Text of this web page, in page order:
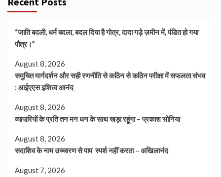
“जाति बदली, धर्म बदला, बदल दिया है गोत्र, दादा गड़े ज़मीन में, पंडित हो गया
पौत्र।”
August 8, 2026
समुचित मार्गदर्शन और सही रणनीति से कठिन से कठिन परीक्षा में सफलता संभव
: आईएएस इशित्व आनंद
August 8, 2026
व्यापारियों के प्रति तन मन धन के साथ खड़ा रहूंगा – प्रकाश सोनिया
August 8, 2026
सदाशिव के नाम उच्चारण से पाप स्पर्श नहीं करता – अखिलानंद
August 7, 2026